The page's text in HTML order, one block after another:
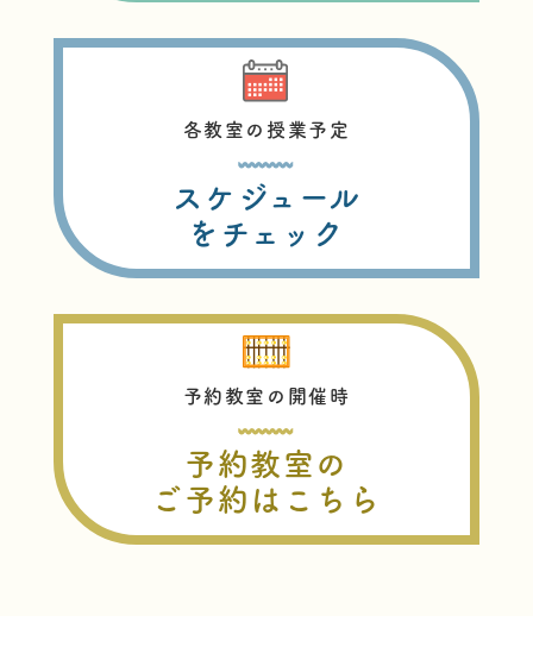
各教室の授業予定
スケジュール
をチェック
予約教室の開催時
予約教室の
ご予約はこちら